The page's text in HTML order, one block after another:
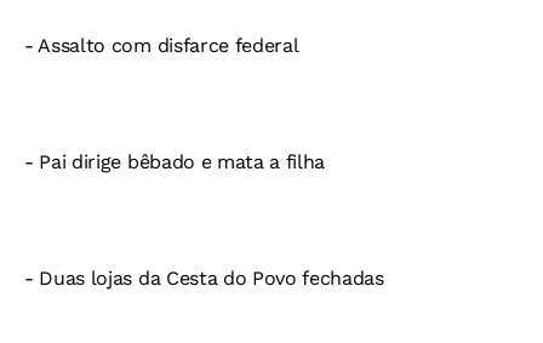
- Assalto com disfarce federal
- Pai dirige bêbado e mata a filha
- Duas lojas da Cesta do Povo fechadas